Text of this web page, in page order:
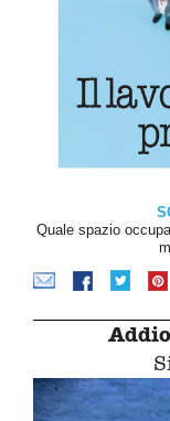
Quale spazio